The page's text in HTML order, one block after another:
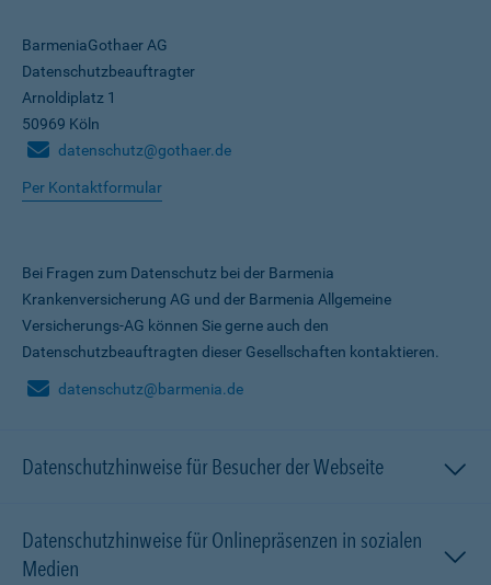
BarmeniaGothaer AG
Datenschutzbeauftragter
Arnoldiplatz 1
50969 Köln
datenschutz@gothaer.de
Per Kontaktformular
Bei Fragen zum Datenschutz bei der Barmenia
Krankenversicherung AG und der Barmenia Allgemeine
Versicherungs-AG können Sie gerne auch den
Datenschutzbeauftragten dieser Gesellschaften kontaktieren.
datenschutz@barmenia.de
Datenschutzhinweise für Besucher der Webseite
Datenschutzhinweise für Onlinepräsenzen in sozialen
Medien